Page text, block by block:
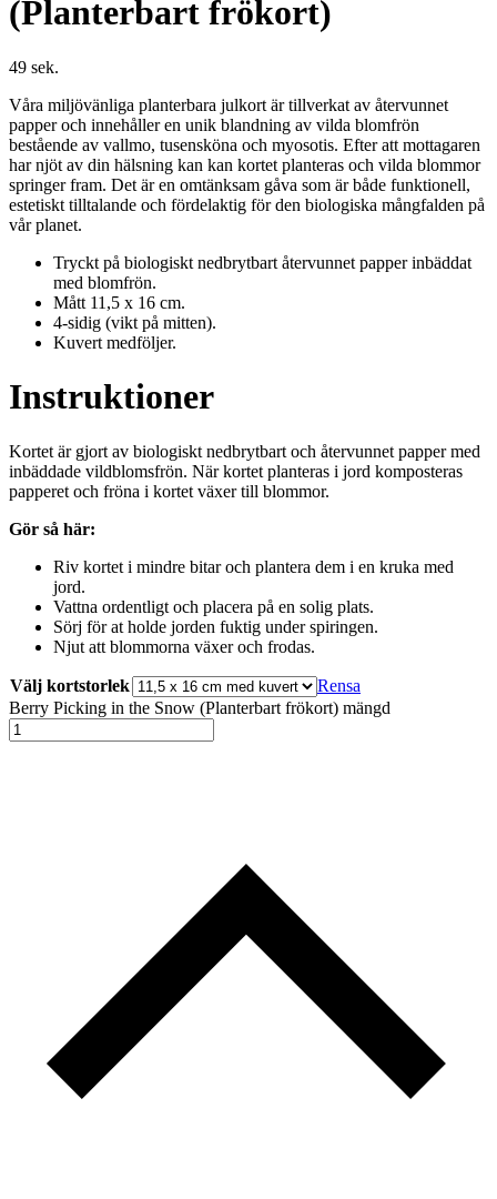
(Planterbart frökort)
49 sek.
Våra miljövänliga planterbara julkort är tillverkat av återvunnet
papper och innehåller en unik blandning av vilda blomfrön
bestående av vallmo, tusensköna och myosotis. Efter att mottagaren
har njöt av din hälsning kan kan kortet planteras och vilda blommor
springer fram. Det är en omtänksam gåva som är både funktionell,
estetiskt tilltalande och fördelaktig för den biologiska mångfalden på
vår planet.
Tryckt på biologiskt nedbrytbart återvunnet papper inbäddat
med blomfrön.
Mått 11,5 x 16 cm.
4-sidig (vikt på mitten).
Kuvert medföljer.
Instruktioner
Kortet är gjort av biologiskt nedbrytbart och återvunnet papper med
inbäddade vildblomsfrön. När kortet planteras i jord komposteras
papperet och fröna i kortet växer till blommor.
Gör så här:
Riv kortet i mindre bitar och plantera dem i en kruka med
jord.
Vattna ordentligt och placera på en solig plats.
Sörj för at holde jorden fuktig under spiringen.
Njut att blommorna växer och frodas.
Välj kortstorlek
Rensa
Berry Picking in the Snow (Planterbart frökort) mängd